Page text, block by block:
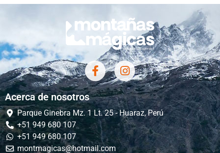
Acerca de nosotros
Parque Ginebra Mz. 1 Lt. 25 - Huaraz, Perú
+51 949 680 107
+51 949 680 107
montmagicas@hotmail.com